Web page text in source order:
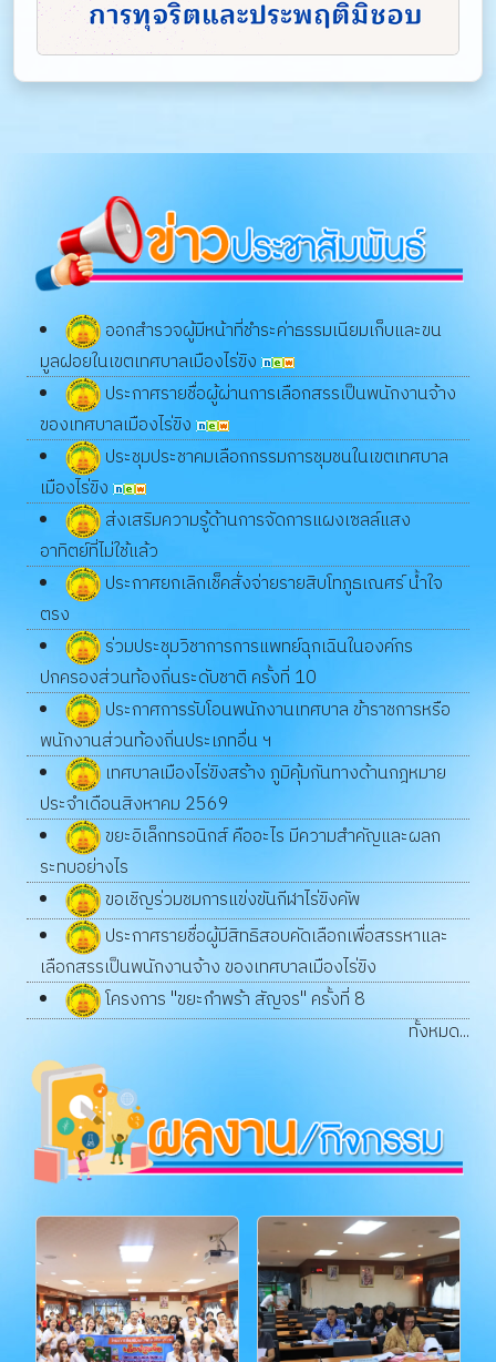
ออกสำรวจผู้มีหน้าที่ชำระค่าธรรมเนียมเก็บและขน
มูลฝอยในเขตเทศบาลเมืองไร่ขิง
ประกาศรายชื่อผู้ผ่านการเลือกสรรเป็นพนักงานจ้าง
ของเทศบาลเมืองไร่ขิง
ประชุมประชาคมเลือกกรรมการชุมชนในเขตเทศบาล
เมืองไร่ขิง
ส่งเสริมความรู้ด้านการจัดการแผงเซลล์แสง
อาทิตย์ที่ไม่ใช้แล้ว
ประกาศยกเลิกเช็คสั่งจ่ายรายสิบโทภูธเณศร์ น้ำใจ
ตรง
ร่วมประชุมวิชาการการแพทย์ฉุกเฉินในองค์กร
ปกครองส่วนท้องถิ่นระดับชาติ ครั้งที่ 10
ประกาศการรับโอนพนักงานเทศบาล ข้าราชการหรือ
พนักงานส่วนท้องถิ่นประเภทอื่น ฯ
เทศบาลเมืองไร่ขิงสร้าง ภูมิคุ้มกันทางด้านกฎหมาย
ประจำเดือนสิงหาคม 2569
ขยะอิเล็กทรอนิกส์ คืออะไร มีความสำคัญและผลก
ระทบอย่างไร
ขอเชิญร่วมชมการแข่งขันกีฬาไร่ขิงคัพ
ประกาศรายชื่อผู้มีสิทธิสอบคัดเลือกเพื่อสรรหาและ
เลือกสรรเป็นพนักงานจ้าง ของเทศบาลเมืองไร่ขิง
โครงการ "ขยะกำพร้า สัญจร" ครั้งที่ 8
ทั้งหมด...